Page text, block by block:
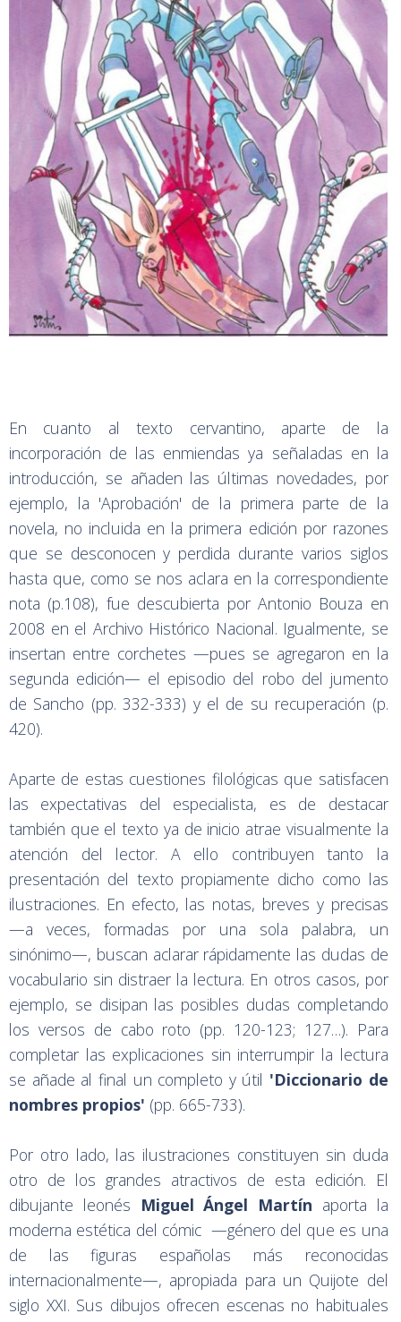
En cuanto al texto cervantino, aparte de la
incorporación de las enmiendas ya señaladas en la
introducción, se añaden las últimas novedades, por
ejemplo, la 'Aprobación' de la primera parte de la
novela, no incluida en la primera edición por razones
que se desconocen y perdida durante varios siglos
hasta que, como se nos aclara en la correspondiente
nota (p.108), fue descubierta por Antonio Bouza en
2008 en el Archivo Histórico Nacional. Igualmente, se
insertan entre corchetes —pues se agregaron en la
segunda edición— el episodio del robo del jumento
de Sancho (pp. 332-333) y el de su recuperación (p.
420).
Aparte de estas cuestiones filológicas que satisfacen
las expectativas del especialista, es de destacar
también que el texto ya de inicio atrae visualmente la
atención del lector. A ello contribuyen tanto la
presentación del texto propiamente dicho como las
ilustraciones. En efecto, las notas, breves y precisas
—a veces, formadas por una sola palabra, un
sinónimo—, buscan aclarar rápidamente las dudas de
vocabulario sin distraer la lectura. En otros casos, por
ejemplo, se disipan las posibles dudas completando
los versos de cabo roto (pp. 120-123; 127…). Para
completar las explicaciones sin interrumpir la lectura
se añade al final un completo y útil 'Diccionario de
nombres propios' (pp. 665-733).
Por otro lado, las ilustraciones constituyen sin duda
otro de los grandes atractivos de esta edición. El
dibujante leonés Miguel Ángel Martín aporta la
moderna estética del cómic —género del que es una
de las figuras españolas más reconocidas
internacionalmente—, apropiada para un Quijote del
siglo XXI. Sus dibujos ofrecen escenas no habituales